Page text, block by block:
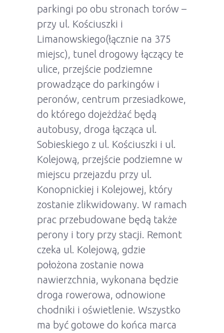
parkingi po obu stronach torów –
przy ul. Kościuszki i
Limanowskiego(łącznie na 375
miejsc), tunel drogowy łączący te
ulice, przejście podziemne
prowadzące do parkingów i
peronów, centrum przesiadkowe,
do którego dojeżdżać będą
autobusy, droga łącząca ul.
Sobieskiego z ul. Kościuszki i ul.
Kolejową, przejście podziemne w
miejscu przejazdu przy ul.
Konopnickiej i Kolejowej, który
zostanie zlikwidowany. W ramach
prac przebudowane będą także
perony i tory przy stacji. Remont
czeka ul. Kolejową, gdzie
położona zostanie nowa
nawierzchnia, wykonana będzie
droga rowerowa, odnowione
chodniki i oświetlenie. Wszystko
ma być gotowe do końca marca